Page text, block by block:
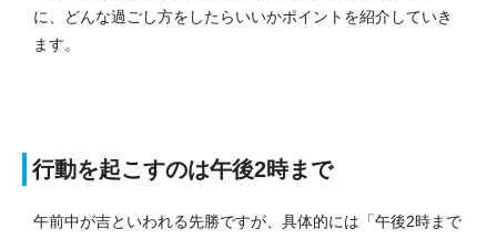
に、どんな過ごし方をしたらいいかポイントを紹介していき
ます。
行動を起こすのは午後2時まで
午前中が吉といわれる先勝ですが、具体的には「午後2時まで